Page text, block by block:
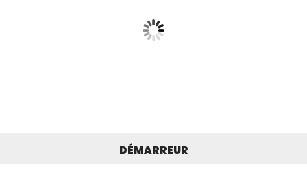
DÉMARREUR